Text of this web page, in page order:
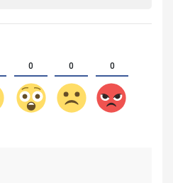
0 0 0